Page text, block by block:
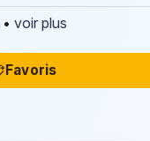
• voir plus
Favoris